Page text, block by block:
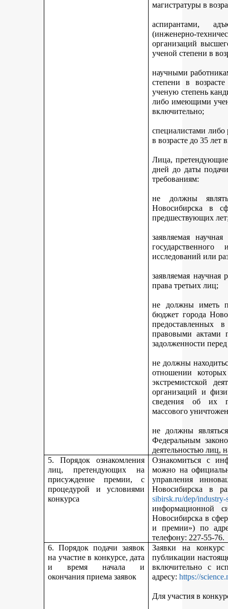
магистратуры в
аспирантами,
(инженерно-
организаций
ученой степени в
научными
степени в
ученую степень
либо имеющими
включительно;
специалистами
в возрасте до 35 лет
Лица,
дней до даты
требованиям:
не должны
Новосибирска в
предшествующих
заявляемая
исследований или
заявляемая
права третьих лиц;
не должны иметь
бюджет города
предоставленных
правовыми актами
задолженности
не должны
отношении
экстремистской
организаций и
сведения об их
массового
не должны
Федеральным
деятельностью лиц,
5. Порядок ознакомления
лиц, претендующих на
присуждение премии, с
процедурой и условиями
конкурса
Ознакомиться с
можно на
управления
Новосибирска в
sibirsk.ru/dep/industry-
информационной
Новосибирска в
и премии») по
телефону: 227-55-76.
6. Порядок подачи заявок
на участие в конкурсе, дата
и время начала и
окончания приема заявок
Заявки на
публикации
включительно с
адресу:https://
Для участия в